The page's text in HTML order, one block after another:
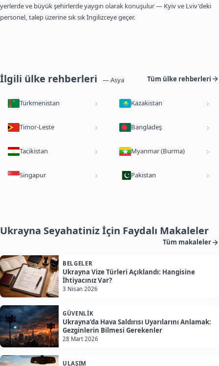
yerlerde ve büyük şehirlerde yaygın olarak konuşulur — Kyiv ve Lviv'deki
personel, talep üzerine sık sık İngilizceye geçer.
İlgili ülke rehberleri — Asya Tüm ülke rehberleri
Türkmenistan Kazakistan
Timor-Leste Bangladeş
Tacikistan Myanmar (Burma)
Singapur Pakistan
Ukrayna Seyahatiniz İçin Faydalı Makaleler
Tüm makaleler
BELGELER
Ukrayna Vize Türleri Açıklandı: Hangisine
İhtiyacınız Var?
3 Nisan 2026
GÜVENLIK
Ukrayna’da Hava Saldırısı Uyarılarını Anlamak:
Gezginlerin Bilmesi Gerekenler
28 Mart 2026
ULAŞIM